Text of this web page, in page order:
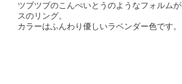
ツブツブのこんぺいとうのようなフォルム
スのリング。
カラーはふんわり優しいラベンダー色です。